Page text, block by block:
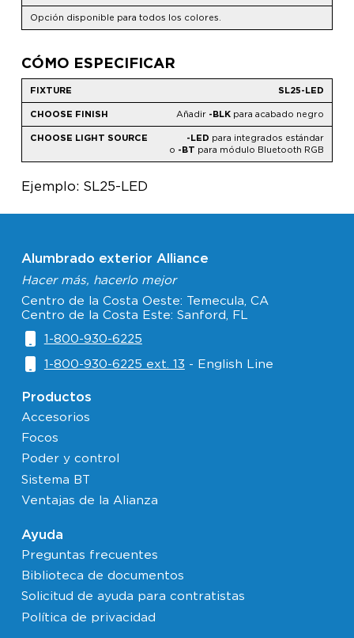
Opción disponible para todos los colores.
CÓMO ESPECIFICAR
SL25-LED
Añadir -BLKpara acabado negro
-LED para integrados estándar
o -BT para módulo Bluetooth RGB
Ejemplo: SL25-LED
Alumbrado exterior Alliance
Hacer más, hacerlo mejor
Centro de la Costa Oeste: Temecula, CA
Centro de la Costa Este: Sanford, FL
1-800-930-6225
1-800-930-6225 ext. 13 - English Line
Productos
Accesorios
Focos
Poder y control
Sistema BT
Ventajas de la Alianza
Ayuda
Preguntas frecuentes
Biblioteca de documentos
Solicitud de ayuda para contratistas
Política de privacidad